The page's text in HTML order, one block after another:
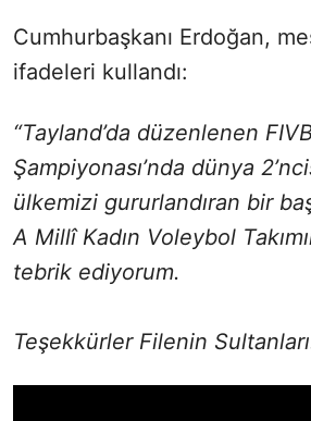
Cumhurbaşkanı Erdoğan,
ifadeleri kullandı:
“Tayland’da düzenlenen
Şampiyonası’nda dünya
ülkemizi gururlandıran bir
A Millî Kadın Voleybol
tebrik ediyorum.
Teşekkürler Filenin